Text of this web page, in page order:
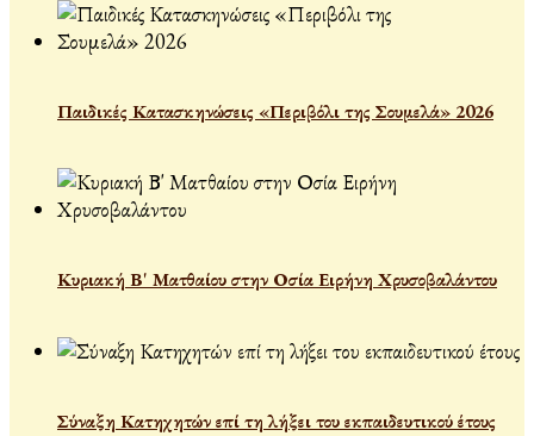
Παιδικές Κατασκηνώσεις «Περιβόλι της Σουμελά» 2026
Κυριακή Β' Ματθαίου στην Οσία Ειρήνη Χρυσοβαλάντου
Σύναξη Κατηχητών επί τη λήξει του εκπαιδευτικού έτους